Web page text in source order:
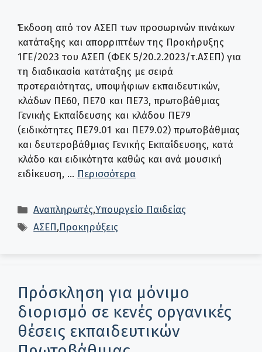
Έκδοση από τον ΑΣΕΠ των προσωρινών πινάκων
κατάταξης και απορριπτέων της Προκήρυξης
1ΓΕ/2023 του ΑΣΕΠ (ΦΕΚ 5/20.2.2023/τ.ΑΣΕΠ) για
τη διαδικασία κατάταξης με σειρά
προτεραιότητας, υποψήφιων εκπαιδευτικών,
κλάδων ΠΕ60, ΠΕ70 και ΠΕ73, πρωτοβάθμιας
Γενικής Εκπαίδευσης και κλάδου ΠΕ79
(ειδικότητες ΠΕ79.01 και ΠΕ79.02) πρωτοβάθμιας
και δευτεροβάθμιας Γενικής Εκπαίδευσης, κατά
κλάδο και ειδικότητα καθώς και ανά μουσική
ειδίκευση, … Περισσότερα
Κατηγορίες
Αναπληρωτές,Υπουργείο Παιδείας
Ετικέτες
ΑΣΕΠ,Προκηρύξεις
Πρόσκληση για μόνιμο
διορισμό σε κενές οργανικές
θέσεις εκπαιδευτικών